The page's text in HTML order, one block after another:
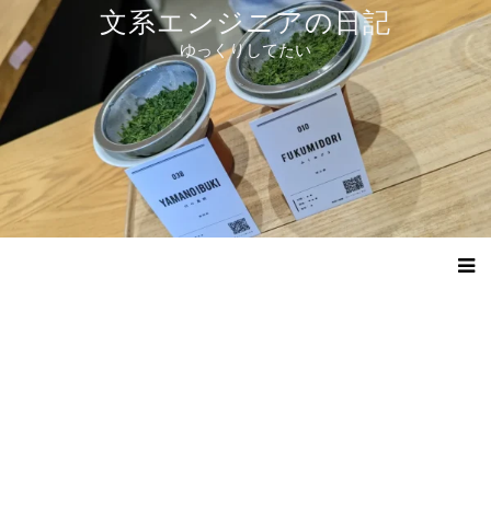
テ
ツ
へ
ス
ッ
プ
文系エンジニアの日記
ゆっくりしてたい